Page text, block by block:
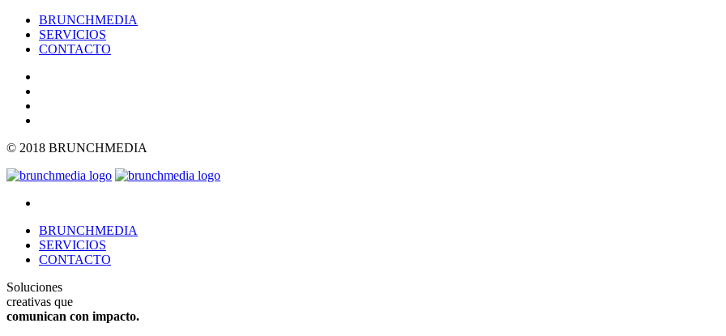
BRUNCHMEDIA
SERVICIOS
CONTACTO
© 2018 BRUNCHMEDIA
BRUNCHMEDIA
SERVICIOS
CONTACTO
Soluciones
creativas que
comunican con impacto.